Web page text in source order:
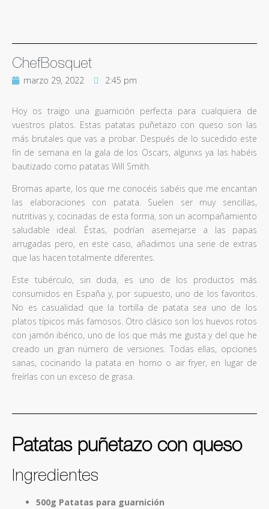
ChefBosquet
marzo 29, 2022 2:45 pm
Hoy os traigo una guarnición perfecta para cualquiera de
vuestros platos. Estas patatas puñetazo con queso son las
más brutales que vas a probar. Después de lo sucedido este
fin de semana en la gala de los Oscars, algunxs ya las habéis
bautizado como patatas Will Smith.
Bromas aparte, los que me conocéis sabéis que me encantan
las elaboraciones con patata. Suelen ser muy sencillas,
nutritivas y, cocinadas de esta forma, son un acompañamiento
saludable ideal. Éstas, podrían asemejarse a las papas
arrugadas pero, en este caso, añadimos una serie de extras
que las hacen totalmente diferentes.
Este tubérculo, sin duda, es uno de los productos más
consumidos en España y, por supuesto, uno de los favoritos.
No es casualidad que la tortilla de patata sea uno de los
platos típicos más famosos. Otro clásico son los huevos rotos
con jamón ibérico, uno de los que más me gusta y del que he
creado un gran número de versiones. Todas ellas, opciones
sanas, cocinando la patata en horno o air fryer, en lugar de
freírlas con un exceso de grasa.
Patatas puñetazo con queso
Ingredientes
500g Patatas para guarnición